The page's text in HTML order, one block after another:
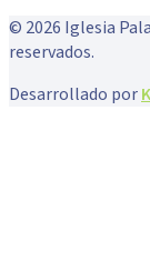
© 2026 Iglesia
reservados.
Desarrollado por